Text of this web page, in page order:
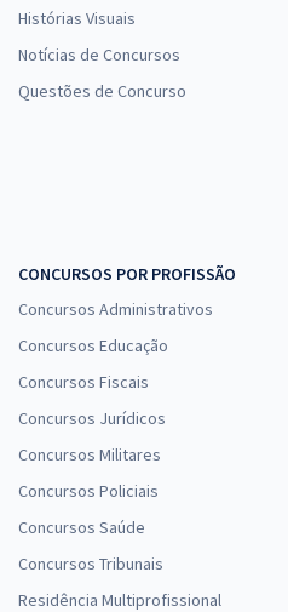
Histórias Visuais
Notícias de Concursos
Questões de Concurso
CONCURSOS POR PROFISSÃO
Concursos Administrativos
Concursos Educação
Concursos Fiscais
Concursos Jurídicos
Concursos Militares
Concursos Policiais
Concursos Saúde
Concursos Tribunais
Residência Multiprofissional